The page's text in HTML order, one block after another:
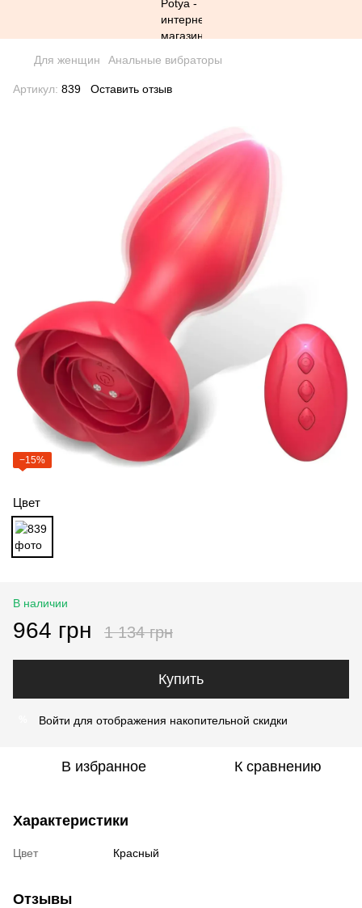
Для женщин Анальные вибраторы
Артикул: 839 Оставить отзыв
−15%
Цвет
В наличии
964 грн 1 134 грн
Купить
Войти для отображения накопительной скидки
В избранное К сравнению
Характеристики
Цвет Красный
Отзывы